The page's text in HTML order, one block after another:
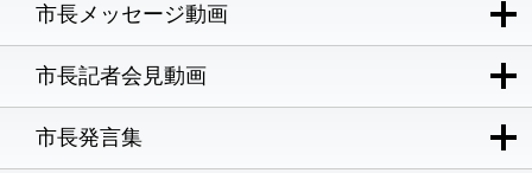
市長メッセージ動画
市長記者会見動画
市長発言集